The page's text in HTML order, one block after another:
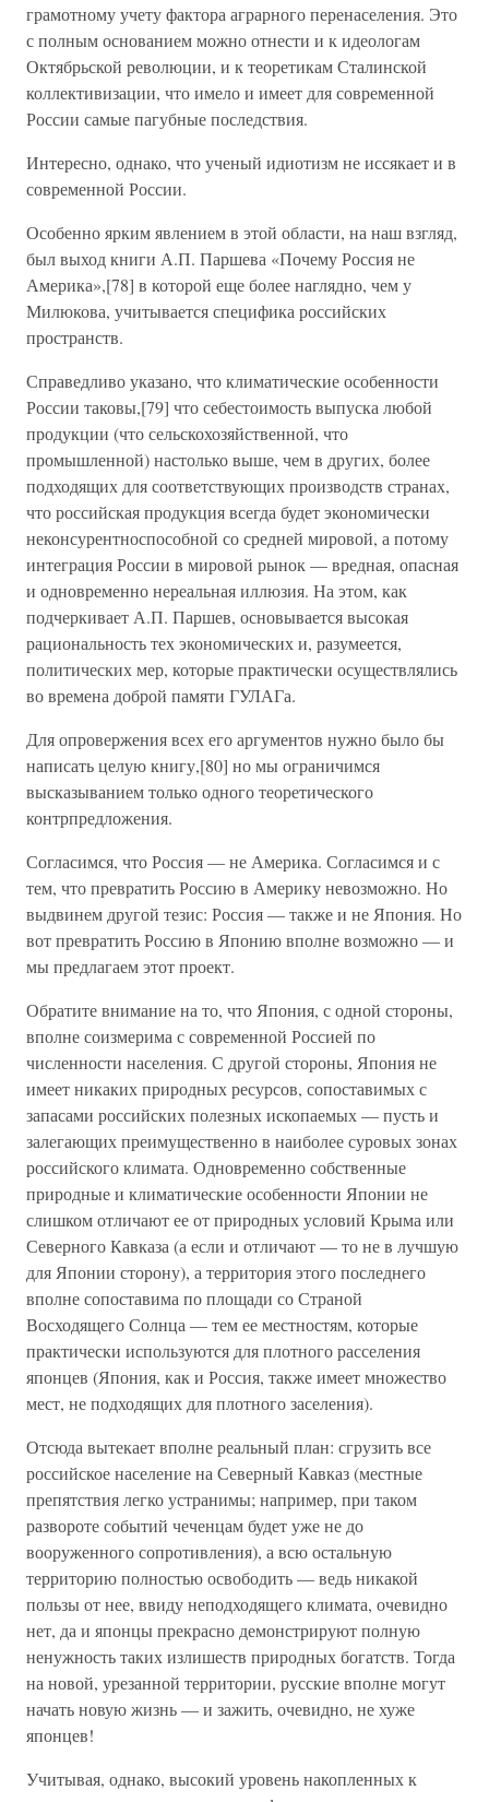
грамотному учету фактора аграрного перенаселения. Это
с полным основанием можно отнести и к идеологам
Октябрьской революции, и к теоретикам Сталинской
коллективизации, что имело и имеет для современной
России самые пагубные последствия.
Интересно, однако, что ученый идиотизм не иссякает и в
современной России.
Особенно ярким явлением в этой области, на наш взгляд,
был выход книги А.П. Паршева «Почему Россия не
Америка»,[78] в которой еще более наглядно, чем у
Милюкова, учитывается специфика российских
пространств.
Справедливо указано, что климатические особенности
России таковы,[79] что себестоимость выпуска любой
продукции (что сельскохозяйственной, что
промышленной) настолько выше, чем в других, более
подходящих для соответствующих производств странах,
что российская продукция всегда будет экономически
неконсурентноспособной со средней мировой, а потому
интеграция России в мировой рынок — вредная, опасная
и одновременно нереальная иллюзия. На этом, как
подчеркивает А.П. Паршев, основывается высокая
рациональность тех экономических и, разумеется,
политических мер, которые практически осуществлялись
во времена доброй памяти ГУЛАГа.
Для опровержения всех его аргументов нужно было бы
написать целую книгу,[80] но мы ограничимся
высказыванием только одного теоретического
контрпредложения.
Согласимся, что Россия — не Америка. Согласимся и с
тем, что превратить Россию в Америку невозможно. Но
выдвинем другой тезис: Россия — также и не Япония. Но
вот превратить Россию в Японию вполне возможно — и
мы предлагаем этот проект.
Обратите внимание на то, что Япония, с одной стороны,
вполне соизмерима с современной Россией по
численности населения. С другой стороны, Япония не
имеет никаких природных ресурсов, сопоставимых с
запасами российских полезных ископаемых — пусть и
залегающих преимущественно в наиболее суровых зонах
российского климата. Одновременно собственные
природные и климатические особенности Японии не
слишком отличают ее от природных условий Крыма или
Северного Кавказа (а если и отличают — то не в лучшую
для Японии сторону), а территория этого последнего
вполне сопоставима по площади со Страной
Восходящего Солнца — тем ее местностям, которые
практически используются для плотного расселения
японцев (Япония, как и Россия, также имеет множество
мест, не подходящих для плотного заселения).
Отсюда вытекает вполне реальный план: сгрузить все
российское население на Северный Кавказ (местные
препятствия легко устранимы; например, при таком
развороте событий чеченцам будет уже не до
вооруженного сопротивления), а всю остальную
территорию полностью освободить — ведь никакой
пользы от нее, ввиду неподходящего климата, очевидно
нет, да и японцы прекрасно демонстрируют полную
ненужность таких излишеств природных богатств. Тогда
на новой, урезанной территории, русские вполне могут
начать новую жизнь — и зажить, очевидно, не хуже
японцев!
Учитывая, однако, высокий уровень накопленных к